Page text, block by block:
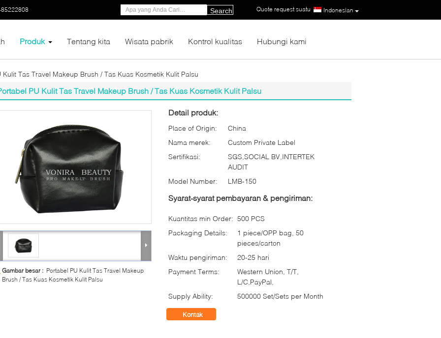
Indonesian
Quote request suatu |
Search
Produk Tentang kita Wisata pabrik Kontrol kualitas Hubungi kami
Kulit Tas Travel Makeup Brush / Tas Kuas Kosmetik Kulit Palsu
PU Kulit Tas Travel Makeup Brush / Tas Kuas Kosmetik Kulit Palsu
Gambar besar : Portabel PU Kulit Tas Travel Makeup
Brush / Tas Kuas Kosmetik Kulit Palsu
Detail produk:
Place of Origin:
China
Nama merek:
Custom Private Label
Sertifikasi:
SGS,SOCIAL BV,INTERTEK
AUDIT
Model Number:
LMB-150
Syarat-syarat pembayaran & pengiriman:
Kuantitas min Order: 500 PCS
Packaging Details:
1 piece/OPP bag, 50
pieces/carton
Waktu pengiriman:
20-25 hari
Payment Terms:
Western Union, T/T,
L/C,PayPal,
Supply Ability:
500000 Set/Sets per Month
Kontak